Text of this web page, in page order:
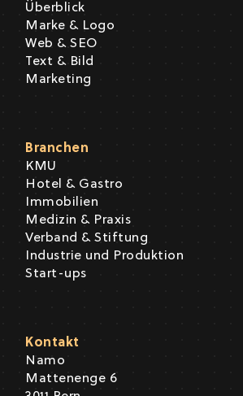
Überblick
Marke & Logo
Web & SEO
Text & Bild
Marketing
Branchen
KMU
Hotel & Gastro
Immobilien
Medizin & Praxis
Verband & Stiftung
Industrie und Produktion
Start-ups
Kontakt
Namo
Mattenenge 6